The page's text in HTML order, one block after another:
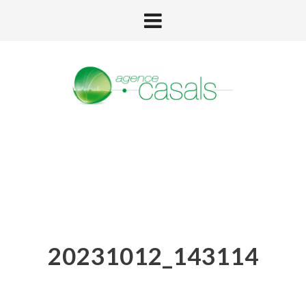
20231012_143114